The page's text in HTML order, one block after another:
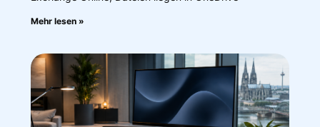
Mehr lesen »